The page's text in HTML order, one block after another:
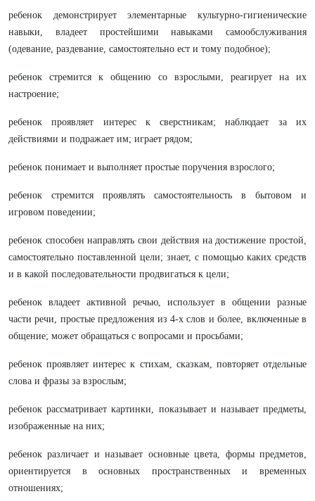
ребенок демонстрирует элементарные культурно-гигиенические
навыки, владеет простейшими навыками самообслуживания
(одевание, раздевание, самостоятельно ест и тому подобное);
ребенок стремится к общению со взрослыми, реагирует на их
настроение;
ребенок проявляет интерес к сверстникам; наблюдает за их
действиями и подражает им; играет рядом;
ребенок понимает и выполняет простые поручения взрослого;
ребенок стремится проявлять самостоятельность в бытовом и
игровом поведении;
ребенок способен направлять свои действия на достижение простой,
самостоятельно поставленной цели; знает, с помощью каких средств
и в какой последовательности продвигаться к цели;
ребенок владеет активной речью, использует в общении разные
части речи, простые предложения из 4-х слов и более, включенные в
общение; может обращаться с вопросами и просьбами;
ребенок проявляет интерес к стихам, сказкам, повторяет отдельные
слова и фразы за взрослым;
ребенок рассматривает картинки, показывает и называет предметы,
изображенные на них;
ребенок различает и называет основные цвета, формы предметов,
ориентируется в основных пространственных и временных
отношениях;